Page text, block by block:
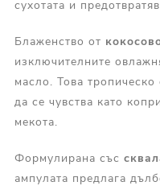
сухотата и
Блаженство от
изключителните
масло. Това
да се чувства като
мекота.
Формулирана със
ампулата предлага